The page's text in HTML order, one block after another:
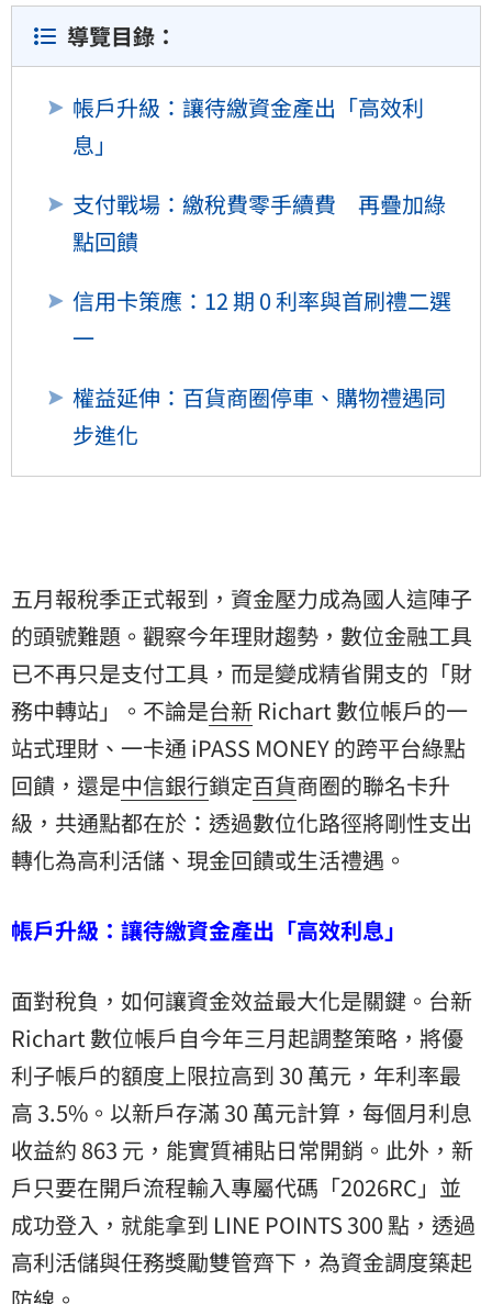
導覽目錄：
帳戶升級：讓待繳資金產出「高效利
息」
支付戰場：繳稅費零手續費 再疊加綠
點回饋
信用卡策應：12 期 0 利率與首刷禮二選
一
權益延伸：百貨商圈停車、購物禮遇同
步進化
五月報稅季正式報到，資金壓力成為國人這陣子
的頭號難題。觀察今年理財趨勢，數位金融工具
已不再只是支付工具，而是變成精省開支的「財
務中轉站」。不論是台新 Richart 數位帳戶的一
站式理財、一卡通 iPASS MONEY 的跨平台綠點
回饋，還是中信銀行鎖定百貨商圈的聯名卡升
級，共通點都在於：透過數位化路徑將剛性支出
轉化為高利活儲、現金回饋或生活禮遇。
帳戶升級：讓待繳資金產出「高效利息」
面對稅負，如何讓資金效益最大化是關鍵。台新
Richart 數位帳戶自今年三月起調整策略，將優
利子帳戶的額度上限拉高到 30 萬元，年利率最
高 3.5%。以新戶存滿 30 萬元計算，每個月利息
收益約 863 元，能實質補貼日常開銷。此外，新
戶只要在開戶流程輸入專屬代碼「2026RC」並
成功登入，就能拿到 LINE POINTS 300 點，透過
高利活儲與任務獎勵雙管齊下，為資金調度築起